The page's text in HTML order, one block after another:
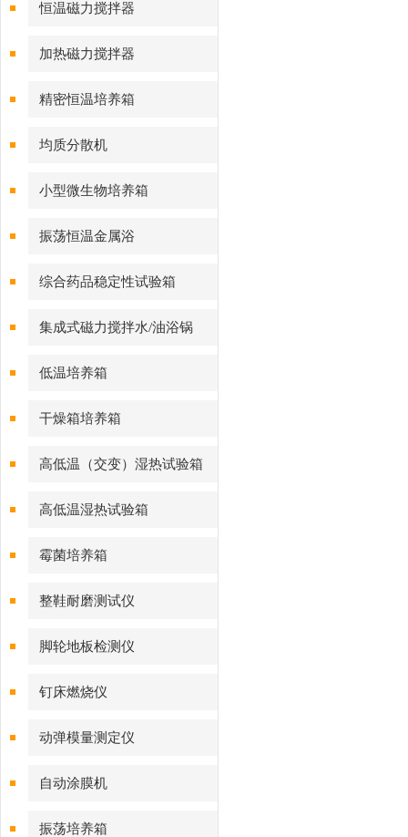
恒温磁力搅拌器
加热磁力搅拌器
精密恒温培养箱
均质分散机
小型微生物培养箱
振荡恒温金属浴
综合药品稳定性试验箱
集成式磁力搅拌水/油浴锅
低温培养箱
干燥箱培养箱
高低温（交变）湿热试验箱
高低温湿热试验箱
霉菌培养箱
整鞋耐磨测试仪
脚轮地板检测仪
钉床燃烧仪
动弹模量测定仪
自动涂膜机
振荡培养箱